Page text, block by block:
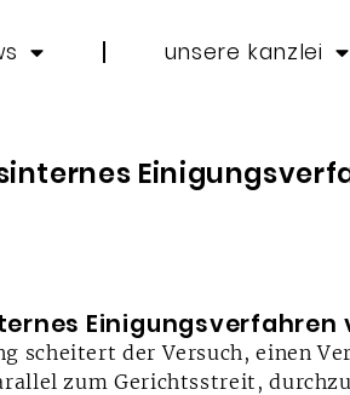
unsere kanzlei
Einigungsverfahren
scheitert der Versuch, einen
zum Gerichtsstreit,